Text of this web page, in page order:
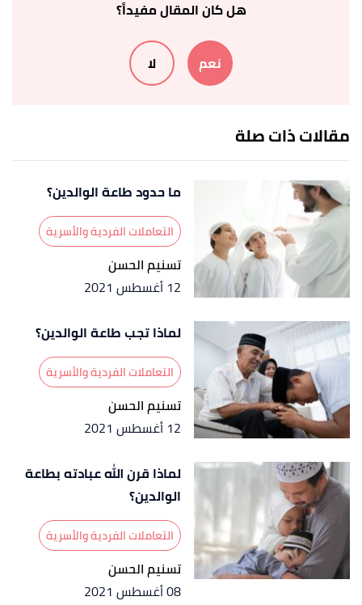
نداء الإيمان. بتصرّف.
"فضائل بر الوالدين" الألوكة الشرعية
المختار الشنقيطي
المختار الشنقيطي
↑سورة الأحقاف، آية:15
↑
سورة الأحقاف، آية:16
↑محمد المختار الشنقيطي،
دروس للشيخ محمد
المختار الشنقيطي، صفحة 41-8. بتصرّف.
هل كان المقال مفيداً؟
نعم لا
مقالات ذات صلة
ما حدود طاعة الوالدين؟
التعاملات الفردية والأسرية
تسنيم الحسن
12 أغسطس 2021
لماذا تجب طاعة الوالدين؟
التعاملات الفردية والأسرية
تسنيم الحسن
12 أغسطس 2021
لماذا قرن الله عبادته بطاعة
الوالدين؟
التعاملات الفردية والأسرية
تسنيم الحسن
08 أغسطس 2021